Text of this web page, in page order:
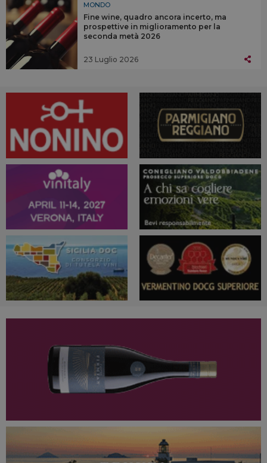
MONDO
Fine wine, quadro ancora incerto, ma
prospettive in miglioramento per la
seconda metà 2026
23 Luglio 2026